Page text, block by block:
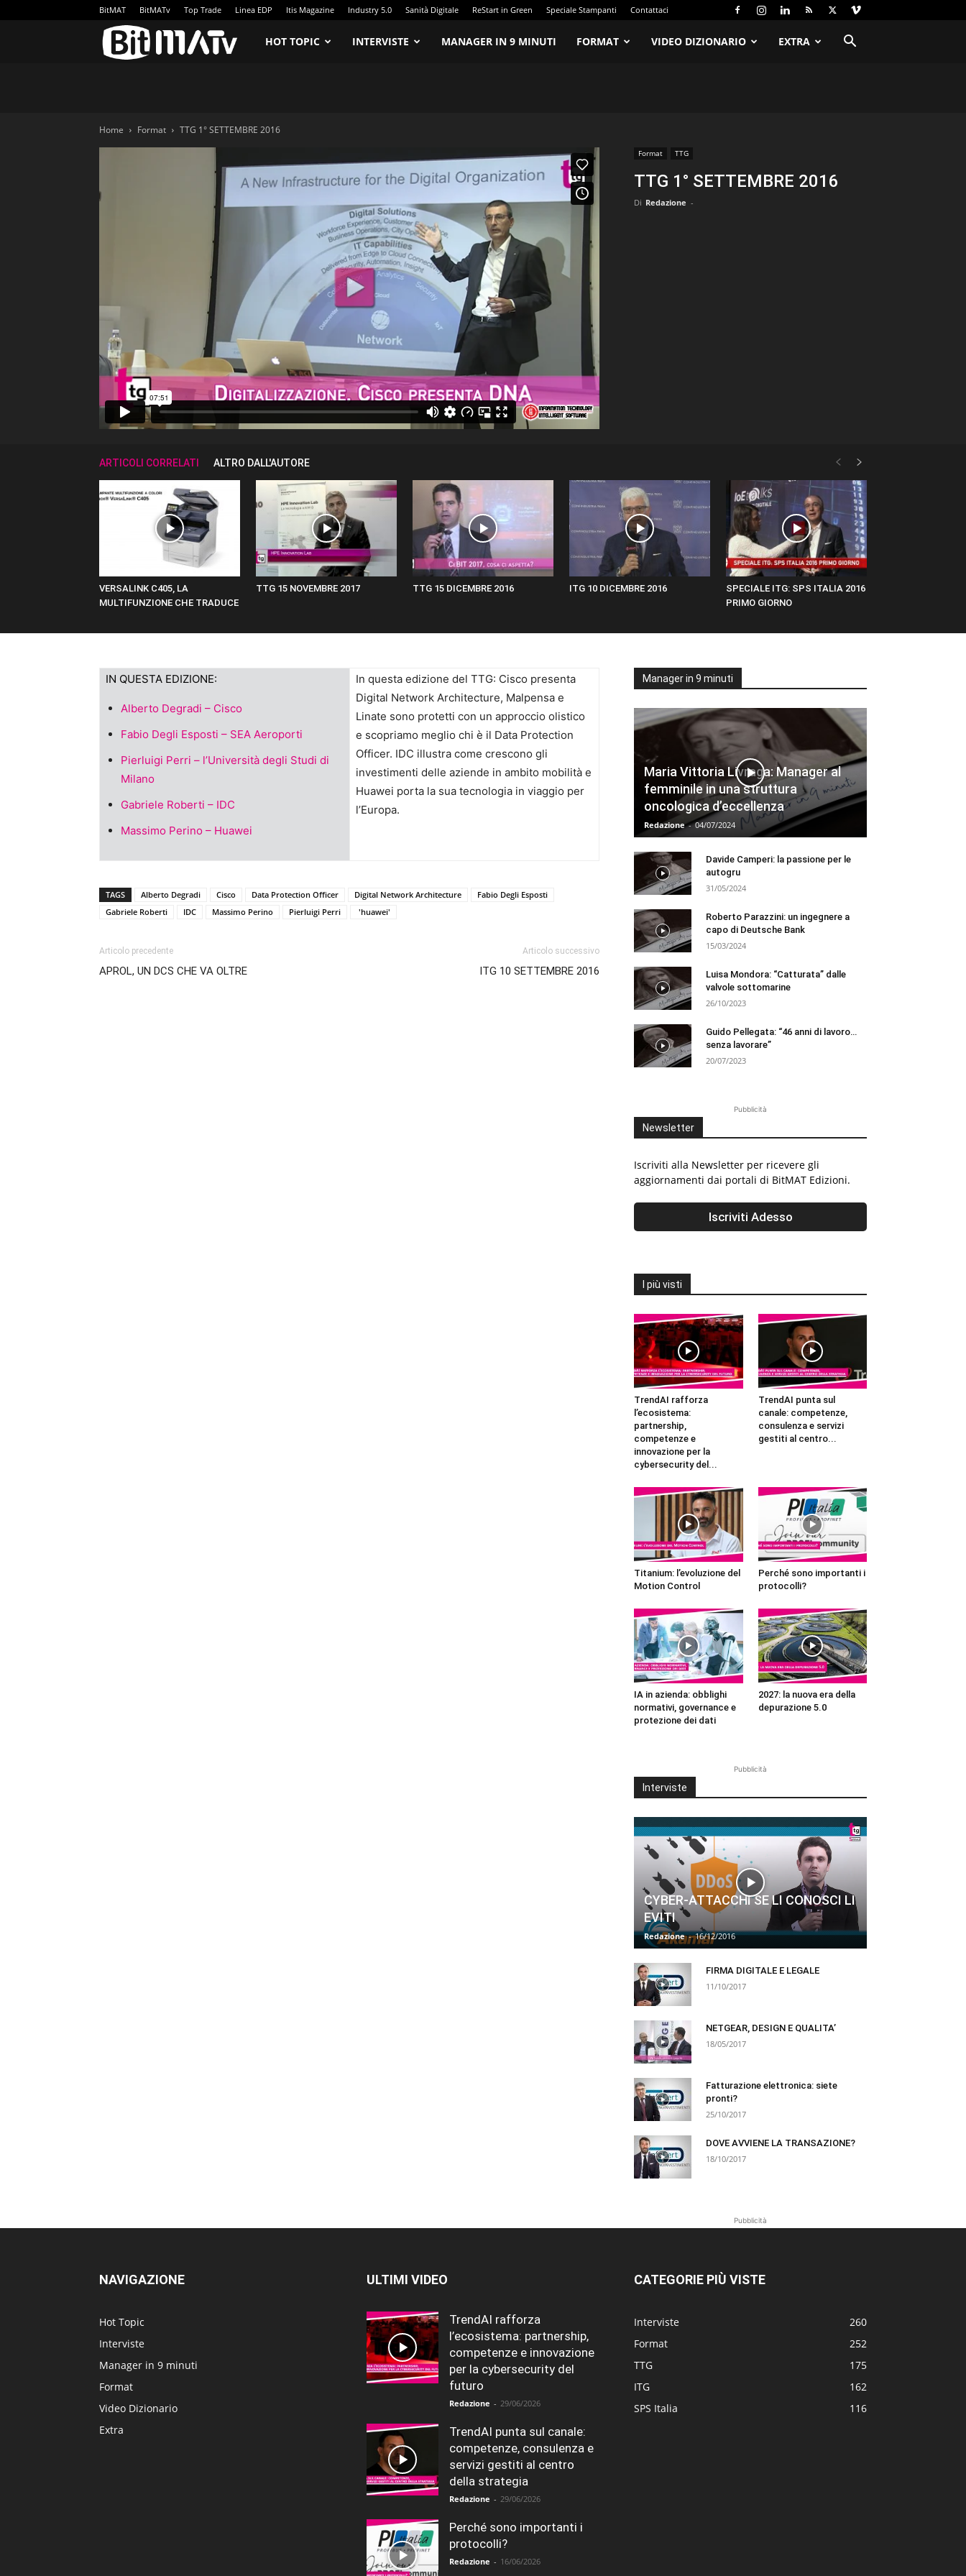
BitMAT BitMATv Top Trade Linea EDP Itis Magazine Industry 5.0 Sanità Digitale ReStart in Green Speciale Stampanti Contattaci
BitMATv
HOT TOPIC INTERVISTE MANAGER IN 9 MINUTI FORMAT VIDEO DIZIONARIO EXTRA
Home Format TTG 1° SETTEMBRE 2016
Format TTG
TTG 1° SETTEMBRE 2016
Di Redazione -
ARTICOLI CORRELATI ALTRO DALL'AUTORE
VERSALINK C405, LA
MULTIFUNZIONE CHE TRADUCE
TTG 15 NOVEMBRE 2017 TTG 15 DICEMBRE 2016 ITG 10 DICEMBRE 2016
SPECIALE ITG: SPS ITALIA 2016
PRIMO GIORNO
IN QUESTA EDIZIONE:
Alberto Degradi – Cisco
Fabio Degli Esposti – SEA Aeroporti
Pierluigi Perri – l’Università degli Studi di
Milano
Gabriele Roberti – IDC
Massimo Perino – Huawei
In questa edizione del TTG: Cisco presenta
Digital Network Architecture, Malpensa e
Linate sono protetti con un approccio olistico
e scopriamo meglio chi è il Data Protection
Officer. IDC illustra come crescono gli
investimenti delle aziende in ambito mobilità e
Huawei porta la sua tecnologia in viaggio per
l’Europa.
TAGS Alberto Degradi Cisco Data Protection Officer Digital Network Architecture
Fabio Degli Esposti
Gabriele Roberti
IDC Massimo Perino Pierluigi Perri 'huawei'
Articolo precedente
APROL, UN DCS CHE VA OLTRE
Articolo successivo
ITG 10 SETTEMBRE 2016
Manager in 9 minuti
Maria Vittoria Livraga: Manager al
femminile in una struttura
oncologica d’eccellenza
Redazione - 04/07/2024
Davide Camperi: la passione per le
autogru
31/05/2024
Roberto Parazzini: un ingegnere a
capo di Deutsche Bank
15/03/2024
Luisa Mondora: “Catturata” dalle
valvole sottomarine
26/10/2023
Guido Pellegata: “46 anni di lavoro…
senza lavorare”
20/07/2023
Pubblicità
Newsletter
Iscriviti alla Newsletter per ricevere gli
aggiornamenti dai portali di BitMAT Edizioni.
I più visti
TrendAI rafforza
l’ecosistema:
partnership,
competenze e
innovazione per la
cybersecurity del...
TrendAI punta sul
canale: competenze,
consulenza e servizi
gestiti al centro...
Titanium: l’evoluzione del
Motion Control
Perché sono importanti i
protocolli?
IA in azienda: obblighi
normativi, governance e
protezione dei dati
2027: la nuova era della
depurazione 5.0
Pubblicità
Interviste
CYBER-ATTACCHI SE LI CONOSCI LI
EVITI
Redazione - 16/12/2016
FIRMA DIGITALE E LEGALE
11/10/2017
NETGEAR, DESIGN E QUALITA’
18/05/2017
Fatturazione elettronica: siete
pronti?
25/10/2017
DOVE AVVIENE LA TRANSAZIONE?
18/10/2017
Pubblicità
NAVIGAZIONE
Hot Topic
Interviste
Manager in 9 minuti
Format
Video Dizionario
Extra
ULTIMI VIDEO
TrendAI rafforza
l’ecosistema: partnership,
competenze e innovazione
per la cybersecurity del
futuro
Redazione - 29/06/2026
TrendAI punta sul canale:
competenze, consulenza e
servizi gestiti al centro
della strategia
Redazione - 29/06/2026
Perché sono importanti i
protocolli?
Redazione - 16/06/2026
CATEGORIE PIÙ VISTE
Interviste
260
Format
252
TTG
175
ITG
162
SPS Italia
116